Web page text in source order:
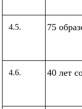
4.5. 75
4.6. 40 лет